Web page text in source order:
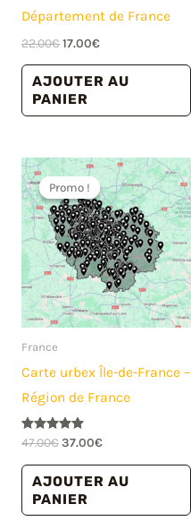
Département de France
22.00€Le
initial
était :
22.00€.
17.00€Le
actuel
est :
AJOUTER AU
PANIER
Promo !
Promo !
France
Carte urbex Île-de-France –
Région de France
Note
sur 5
47.00€Le
initial
était :
47.00€.
37.00€Le
actuel
est :
AJOUTER AU
PANIER